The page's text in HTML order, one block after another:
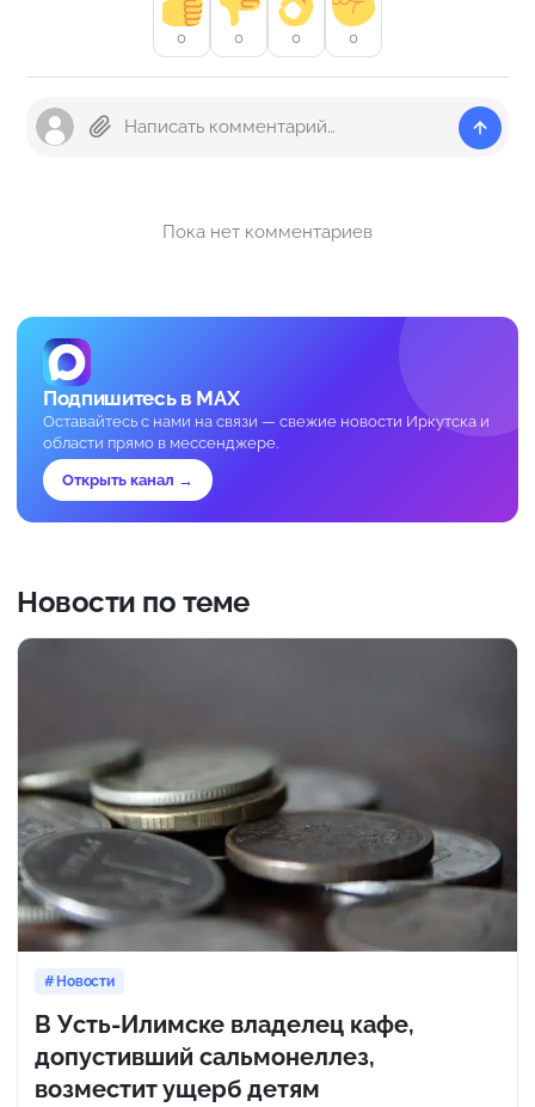
0 0 0 0
Пока нет комментариев
Подпишитесь в MAX
Оставайтесь с нами на связи — свежие новости Иркутска и
области прямо в мессенджере.
Открыть канал →
Новости по теме
Новости
В Усть-Илимске владелец кафе,
допустивший сальмонеллез,
возместит ущерб детям